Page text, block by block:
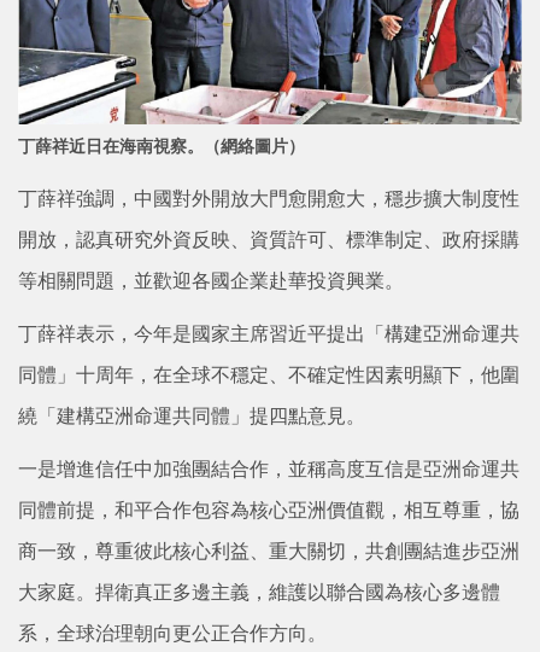
丁薛祥近日在海南視察。（網絡圖片）
丁薛祥強調，中國對外開放大門愈開愈大，穩步擴大制度性
開放，認真研究外資反映、資質許可、標準制定、政府採購
等相關問題，並歡迎各國企業赴華投資興業。
丁薛祥表示，今年是國家主席習近平提出「構建亞洲命運共
同體」十周年，在全球不穩定、不確定性因素明顯下，他圍
繞「建構亞洲命運共同體」提四點意見。
一是增進信任中加強團結合作，並稱高度互信是亞洲命運共
同體前提，和平合作包容為核心亞洲價值觀，相互尊重，協
商一致，尊重彼此核心利益、重大關切，共創團結進步亞洲
大家庭。捍衛真正多邊主義，維護以聯合國為核心多邊體
系，全球治理朝向更公正合作方向。